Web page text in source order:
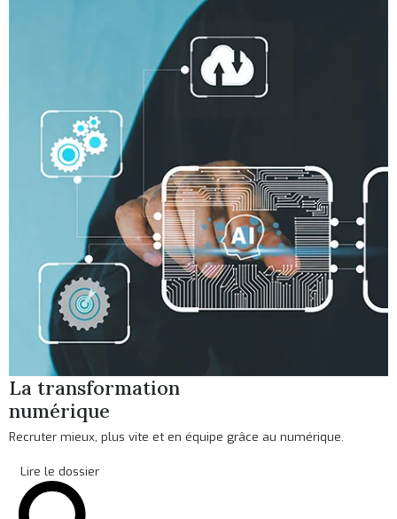
La transformation
numérique
Recruter mieux, plus vite et en équipe grâce au numérique.
Lire le dossier